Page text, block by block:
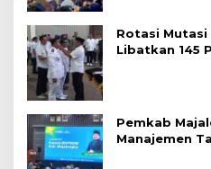
Rotasi Mutasi
Libatkan 145
Pemkab
Manajemen